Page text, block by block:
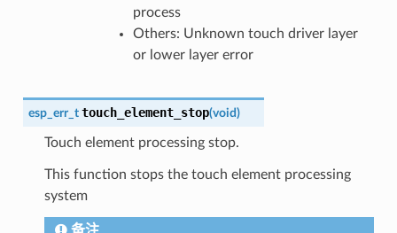
process
Others: Unknown touch driver layer
or lower layer error
esp_err_t touch_element_stop(void)
Touch element processing stop.
This function stops the touch element processing
system